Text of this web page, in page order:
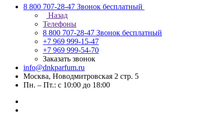
8 800 707-28-47 Звонок бесплатный
Назад
Телефоны
8 800 707-28-47 Звонок бесплатный
+7 969 999-15-47
+7 969 999-54-70
Заказать звонок
info@dnkparfum.ru
Москва, Новодмитровская 2 стр. 5
Пн. – Пт.: с 10:00 до 18:00